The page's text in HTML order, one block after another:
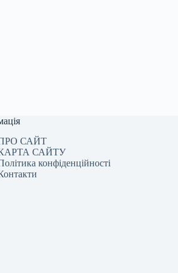
САЙТ
САЙТУ
конфіденційності